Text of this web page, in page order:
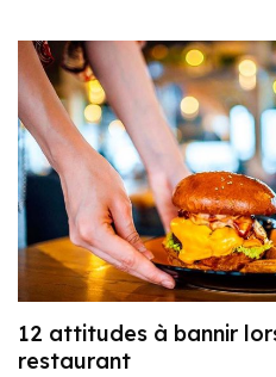
12 attitudes à bannir
restaurant